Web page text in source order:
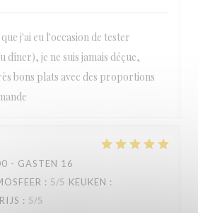
j'ai eu l'occasion de tester
dîner), je ne suis jamais déçue,
bons plats avec des proportions
- GASTEN 16
: 5/5 KEUKEN :
: 5/5